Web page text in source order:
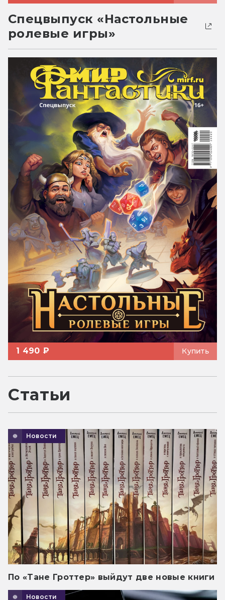
Спецвыпуск «Настольные
ролевые игры»
1 490 ₽ Купить
Статьи
Новости
По «Тане Гроттер» выйдут две новые книги
Новости